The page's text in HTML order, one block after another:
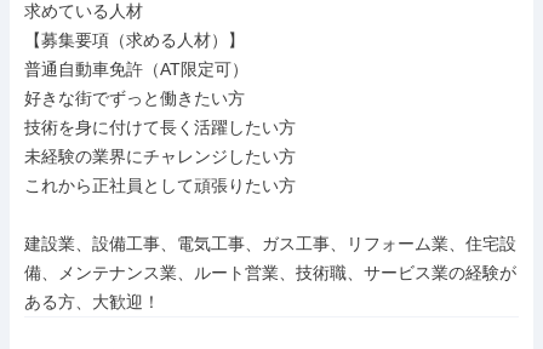
求めている人材
【募集要項（求める人材）】
普通自動車免許（AT限定可）
好きな街でずっと働きたい方
技術を身に付けて長く活躍したい方
未経験の業界にチャレンジしたい方
これから正社員として頑張りたい方
建設業、設備工事、電気工事、ガス工事、リフォーム業、住宅設
備、メンテナンス業、ルート営業、技術職、サービス業の経験が
ある方、大歓迎！